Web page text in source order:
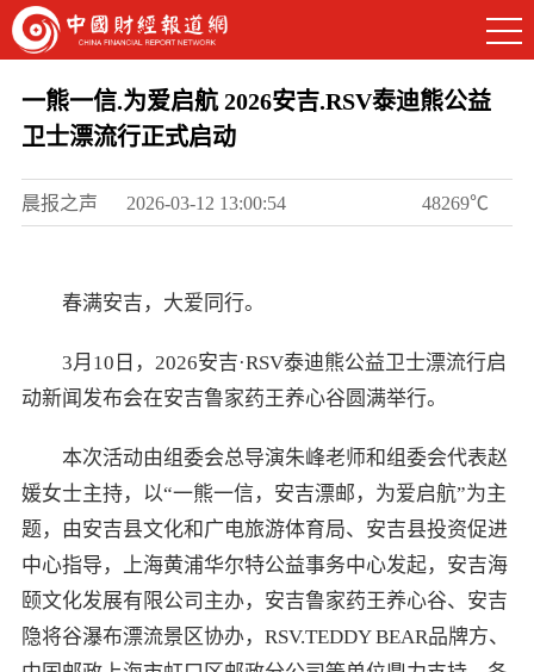
一熊一信.为爱启航 2026安吉.RSV泰迪熊公益
卫士漂流行正式启动
晨报之声 2026-03-12 13:00:54 48269℃
春满安吉，大爱同行。
3月10日，2026安吉·RSV泰迪熊公益卫士漂流行启
动新闻发布会在安吉鲁家药王养心谷圆满举行。
本次活动由组委会总导演朱峰老师和组委会代表赵
媛女士主持，以“一熊一信，安吉漂邮，为爱启航”为主
题，由安吉县文化和广电旅游体育局、安吉县投资促进
中心指导，上海黄浦华尔特公益事务中心发起，安吉海
颐文化发展有限公司主办，安吉鲁家药王养心谷、安吉
隐将谷瀑布漂流景区协办，RSV.TEDDY BEAR品牌方、